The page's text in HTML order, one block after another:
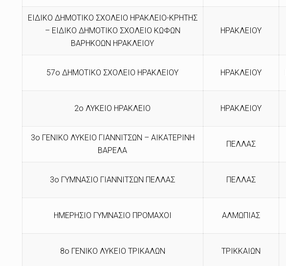
ΕΙΔΙΚΟ ΔΗΜΟΤΙΚΟ ΣΧΟΛΕΙΟ ΗΡΑΚΛΕΙΟ-ΚΡΗΤΗΣ
– ΕΙΔΙΚΟ ΔΗΜΟΤΙΚΟ ΣΧΟΛΕΙΟ ΚΩΦΩΝ
ΒΑΡΗΚΟΩΝ ΗΡΑΚΛΕΙΟΥ
ΗΡΑΚΛΕΙΟΥ
57ο ΔΗΜΟΤΙΚΟ ΣΧΟΛΕΙΟ ΗΡΑΚΛΕΙΟΥ ΗΡΑΚΛΕΙΟΥ
2ο ΛΥΚΕΙΟ ΗΡΑΚΛΕΙΟ ΗΡΑΚΛΕΙΟΥ
3ο ΓΕΝΙΚΟ ΛΥΚΕΙΟ ΓΙΑΝΝΙΤΣΩΝ – ΑΙΚΑΤΕΡΙΝΗ
ΒΑΡΕΛΑ
ΠΕΛΛΑΣ
3ο ΓΥΜΝΑΣΙΟ ΓΙΑΝΝΙΤΣΩΝ ΠΕΛΛΑΣ ΠΕΛΛΑΣ
ΗΜΕΡΗΣΙΟ ΓΥΜΝΑΣΙΟ ΠΡΟΜΑΧΟΙ ΑΛΜΩΠΙΑΣ
8ο ΓΕΝΙΚΟ ΛΥΚΕΙΟ ΤΡΙΚΑΛΩΝ ΤΡΙΚΚΑΙΩΝ